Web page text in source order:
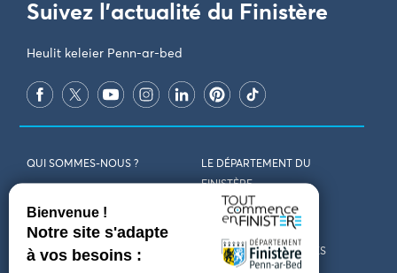
Suivez l'actualité du Finistère
Heulit keleier Penn-ar-bed
QUI SOMMES-NOUS ?
LE DÉPARTEMENT DU
FINISTÈRE
REJOIGNEZ-NOUS VENIR EN FINISTÈRE
CONTACT CARTES ET BROCHURES